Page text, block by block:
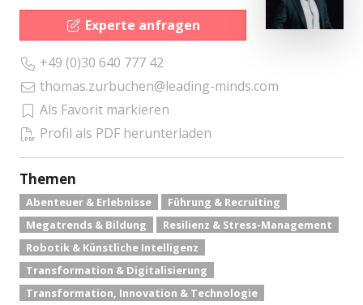
Experte anfragen
+49 (0)30 640 777 42
thomas.zurbuchen@leading-minds.com
Als Favorit markieren
Profil als PDF herunterladen
Themen
Abenteuer & Erlebnisse
Führung & Recruiting
Megatrends & Bildung
Resilienz & Stress-Management
Robotik & Künstliche Intelligenz
Transformation & Digitalisierung
Transformation, Innovation & Technologie